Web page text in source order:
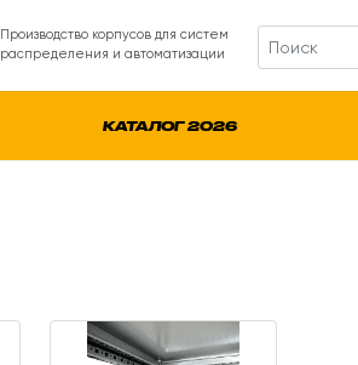
Производство корпусов для систем
распределения и автоматизации
КАТАЛОГ 2026